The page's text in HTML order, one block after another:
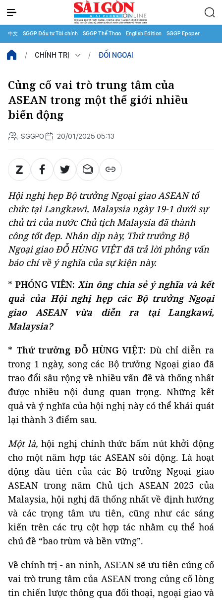
中文 SGGP Đầu tư Tài chính SGGP Thể Thao English Edition SGGP Epaper
CHÍNH TRỊ ĐỐI NGOẠI
Củng cố vai trò trung tâm của
ASEAN trong một thế giới nhiều
biến động
SGGPO 20/01/2025 05:13
Hội nghị hẹp Bộ trưởng Ngoại giao ASEAN tổ
chức tại Langkawi, Malaysia ngày 19-1 dưới sự
chủ trì của nước Chủ tịch Malaysia đã thành
công tốt đẹp. Nhân dịp này, Thứ trưởng Bộ
Ngoại giao ĐỖ HÙNG VIỆT đã trả lời phỏng vấn
báo chí về ý nghĩa của sự kiện này.
*PHÓNG VIÊN:Xin ông chia sẻ ý nghĩa và kết
quả của Hội nghị hẹp các Bộ trưởng Ngoại
giao ASEAN vừa diễn ra tại Langkawi,
Malaysia?
* Thứ trưởng ĐỖ HÙNG VIỆT: Dù chỉ diễn ra
trong 1 ngày, song các Bộ trưởng Ngoại giao đã
trao đổi sâu rộng về nhiều vấn đề và thống nhất
được nhiều nội dung quan trọng. Những kết
quả và ý nghĩa của hội nghị này có thể khái quát
lại thành 3 điểm sau.
Một là,hội nghị chính thức bấm nút khởi động
cho một năm hợp tác ASEAN sôi động. Là hoạt
động đầu tiên của các Bộ trưởng Ngoại giao
ASEAN trong năm Chủ tịch ASEAN 2025 của
Malaysia, hội nghị đã thống nhất về định hướng
và các trọng tâm ưu tiên, cũng như các sáng
kiến trên các trụ cột hợp tác nhằm cụ thể hoá
chủ đề “bao trùm và bền vững”.
Về chính trị - an ninh, ASEAN sẽ ưu tiên củng cố
vai trò trung tâm của ASEAN trong củng cố lòng
tin chiến lược thông qua đối thoại, ngoại giao và